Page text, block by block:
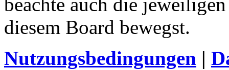
beachte auch die
diesem Board bewegst.
Nutzungsbedingungen |